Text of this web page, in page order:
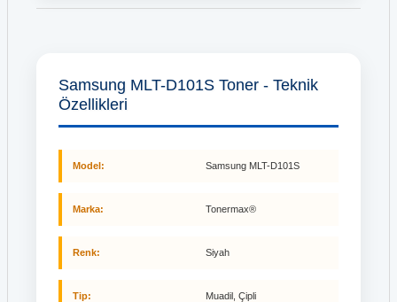
Samsung MLT-D101S Toner - Teknik
Özellikleri
Model: Samsung MLT-D101S
Marka: Tonermax®
Renk: Siyah
Tip: Muadil, Çipli